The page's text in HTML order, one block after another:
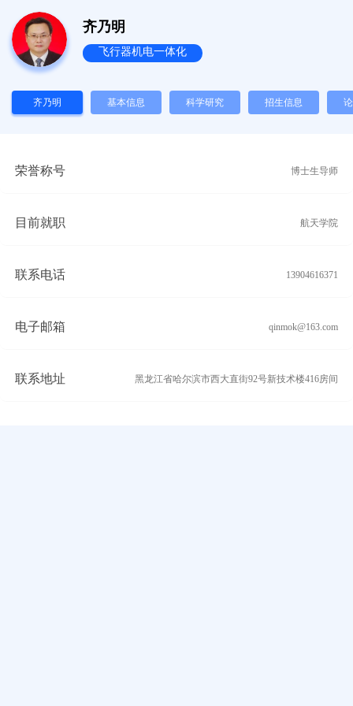
齐乃明
飞行器机电一体化
齐乃明 基本信息 科学研究 招生信息
荣誉称号 博士生导师
目前就职 航天学院
联系电话 13904616371
电子邮箱 qinmok@163.com
联系地址 黑龙江省哈尔滨市西大直街92号新技术楼416房间